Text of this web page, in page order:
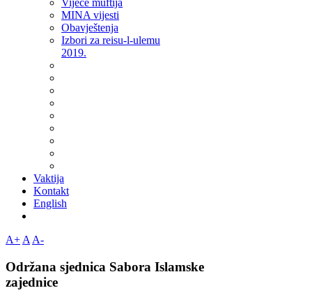
MINA vijesti
Obavještenja
Izbori za reisu-l-ulemu
2019.
Vaktija
Kontakt
English
A+ A A-
Održana sjednica Sabora Islamske
zajednice